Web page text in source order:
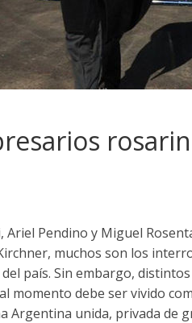
Ariel Pendino y Miguel
muchos son los
país. Sin embargo,
momento debe ser vivido
Argentina unida, privada de